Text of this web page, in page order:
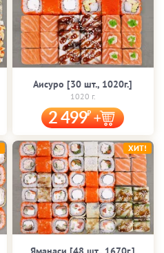
Аисуро [30 шт., 1020г.]
1020 г.
2 499
ХИТ!